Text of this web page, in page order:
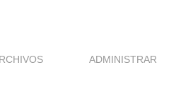
ADMINISTRAR